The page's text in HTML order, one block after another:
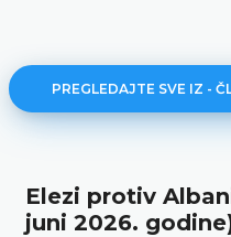
PREGLEDAJTE SVE IZ -
protiv Albanije
godine)